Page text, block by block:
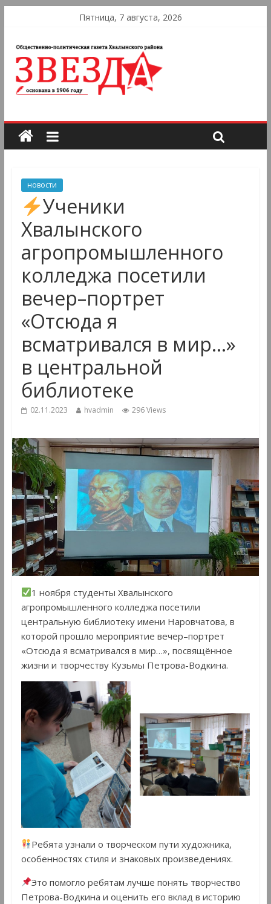
Пятница, 7 августа, 2026
новости
Ученики
Хвалынского
агропромышленного
колледжа посетили
вечер–портрет
«Отсюда я
всматривался в мир…»
в центральной
библиотеке
02.11.2023 hvadmin 296 Views
1 ноября студенты Хвалынского
агропромышленного колледжа посетили
центральную библиотеку имени Наровчатова, в
которой прошло мероприятие вечер–портрет
«Отсюда я всматривался в мир…», посвящённое
жизни и творчеству Кузьмы Петрова-Водкина.
Ребята узнали о творческом пути художника,
особенностях стиля и знаковых произведениях.
Это помогло ребятам лучше понять творчество
Петрова-Водкина и оценить его вклад в историю